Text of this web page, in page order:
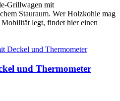
Grillwagen mit
Stauraum. Wer Holzkohle mag
legt, findet hier einen
und Thermometer